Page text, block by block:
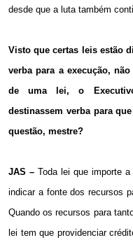
desde que a luta também
Visto que certas leis estão
verba para a execução,
de uma lei, o
destinassem verba para
questão, mestre?
JAS – Toda lei que importe
indicar a fonte dos recursos
Quando os recursos para
lei tem que providenciar